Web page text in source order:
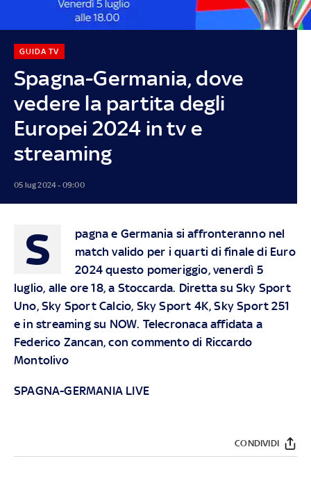
Spagna-Germania, dove
vedere la partita degli
Europei 2024 in tv e
streaming
GUIDA TV
05 lug 2024 - 09:00
S
pagna e Germania si affronteranno nel
match valido per i quarti di finale di Euro
2024 questo pomeriggio, venerdì 5
luglio, alle ore 18, a Stoccarda. Diretta suSky Sport
Uno, Sky Sport Calcio, Sky Sport 4K, Sky Sport 251
e in streaming su NOW. Telecronaca affidata a
Federico Zancan, con commento di Riccardo
Montolivo
SPAGNA-GERMANIA LIVE
CONDIVIDI